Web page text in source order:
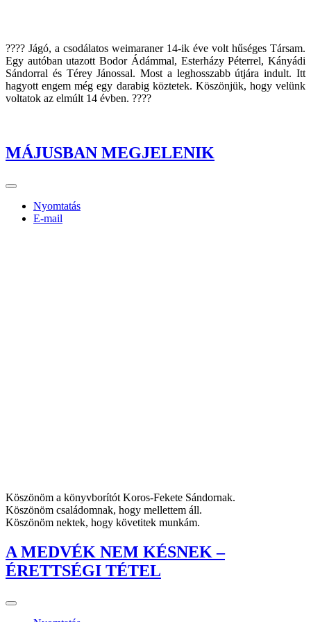
???? Jágó, a csodálatos weimaraner 14-ik éve volt hűséges Társam.
Egy autóban utazott Bodor Ádámmal, Esterházy Péterrel, Kányádi
Sándorral és Térey Jánossal. Most a leghosszabb útjára indult. Itt
hagyott engem még egy darabig köztetek. Köszönjük, hogy velünk
voltatok az elmúlt 14 évben. ????
MÁJUSBAN MEGJELENIK
Nyomtatás
E-mail
Köszönöm a könyvborítót Koros-Fekete Sándornak.
Köszönöm családomnak, hogy mellettem áll.
Köszönöm nektek, hogy követitek munkám.
A MEDVÉK NEM KÉSNEK –
ÉRETTSÉGI TÉTEL